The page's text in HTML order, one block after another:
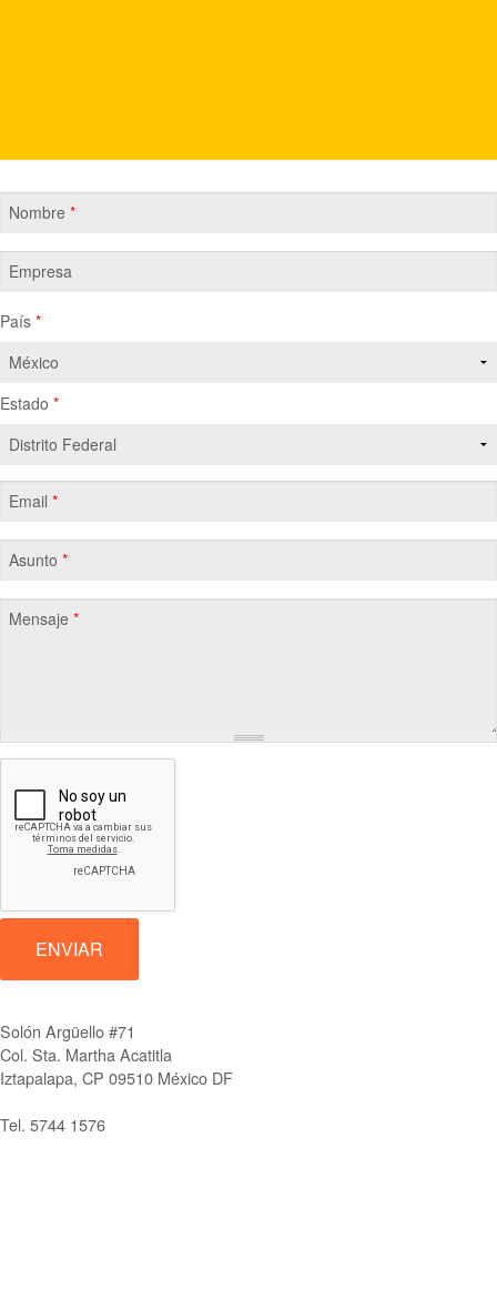
Nombre *
Empresa
País *
Estado *
Email *
Asunto *
Mensaje *
ENVIAR
Solón Argüello #71
Col. Sta. Martha Acatitla
Iztapalapa, CP 09510 México DF
Tel. 5744 1576